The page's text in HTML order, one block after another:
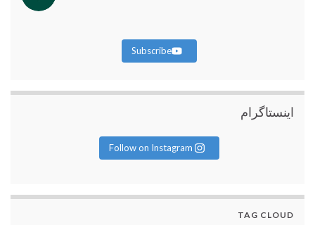
Subscribe
اینستاگرام
Follow on Instagram
TAG CLOUD